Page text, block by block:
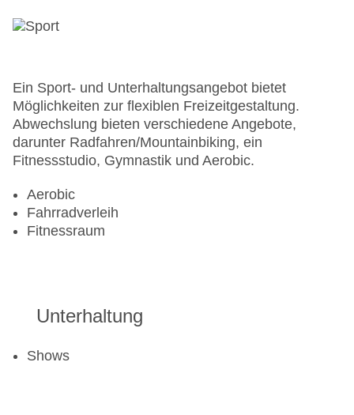
Ein Sport- und Unterhaltungsangebot bietet
Möglichkeiten zur flexiblen Freizeitgestaltung.
Abwechslung bieten verschiedene Angebote,
darunter Radfahren/Mountainbiking, ein
Fitnessstudio, Gymnastik und Aerobic.
Aerobic
Fahrradverleih
Fitnessraum
Unterhaltung
Shows